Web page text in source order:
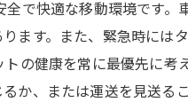
で快適な移動環境です
ます。また、緊急時に
の健康を常に最優先に
か、または運送を見送